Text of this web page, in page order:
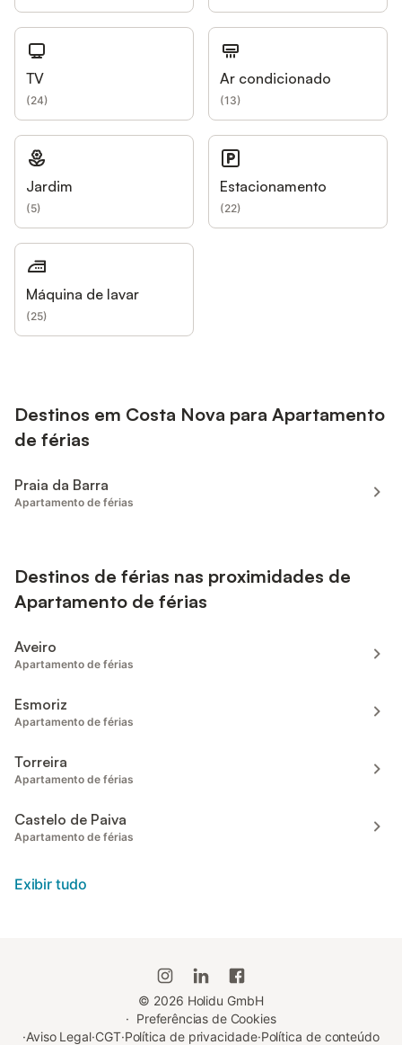
TV
(24)
Ar condicionado
(13)
Jardim
(5)
Estacionamento
(22)
Máquina de lavar
(25)
Destinos em Costa Nova para Apartamento
de férias
Praia da Barra
Apartamento de férias
Destinos de férias nas proximidades de
Apartamento de férias
Aveiro
Apartamento de férias
Esmoriz
Apartamento de férias
Torreira
Apartamento de férias
Castelo de Paiva
Apartamento de férias
Exibir tudo
© 2026 Holidu GmbH
· Preferências de Cookies
·Aviso Legal·CGT·Política de privacidade·Política de conteúdo